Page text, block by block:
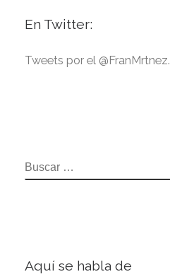
En Twitter:
Tweets por el @FranMrtnez.
BUSCAR
Aquí se habla de